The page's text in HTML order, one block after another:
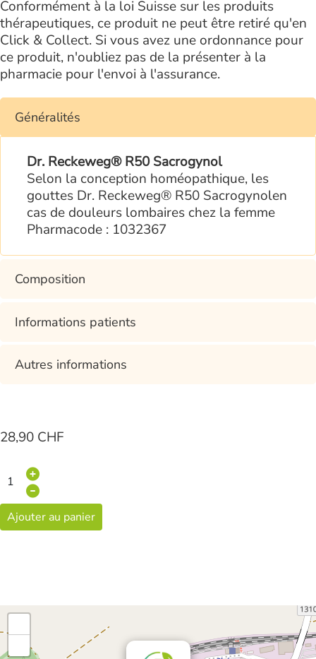
Conformément à la loi Suisse sur les produits
thérapeutiques, ce produit ne peut être retiré qu'en
Click & Collect. Si vous avez une ordonnance pour
ce produit, n'oubliez pas de la présenter à la
pharmacie pour l'envoi à l'assurance.
Généralités
Dr. Reckeweg® R50 Sacrogynol
Selon la conception homéopathique, les
gouttes Dr. Reckeweg® R50 Sacrogynolen
cas de douleurs lombaires chez la femme
Pharmacode : 1032367
Composition
Informations patients
Autres informations
28,90 CHF
Ajouter au panier